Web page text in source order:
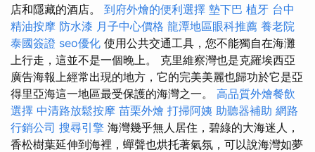
店和隱藏的酒店。 到府外燴的便利選擇 墊下巴 植牙 台中
精油按摩 防水漆 月子中心價格 龍潭地區眼科推薦 養老院
泰國簽證 seo優化 使用公共交通工具，您不能獨自在海灘
上行走，這並不是一個晚上。 克里維察灣也是克羅埃西亞
廣告海報上經常出現的地方，它的完美美麗也歸功於它是亞
得里亞海這一地區最受保護的海灣之一。 高品質外燴餐飲
選擇 中清路放鬆按摩 苗栗外燴 打掃阿姨 助聽器補助 網路
行銷公司 搜尋引擎 海灣幾乎無人居住，碧綠的大海迷人，
香松樹葉延伸到海裡，蟬聲也烘托著氣氛，可以說海灣如夢